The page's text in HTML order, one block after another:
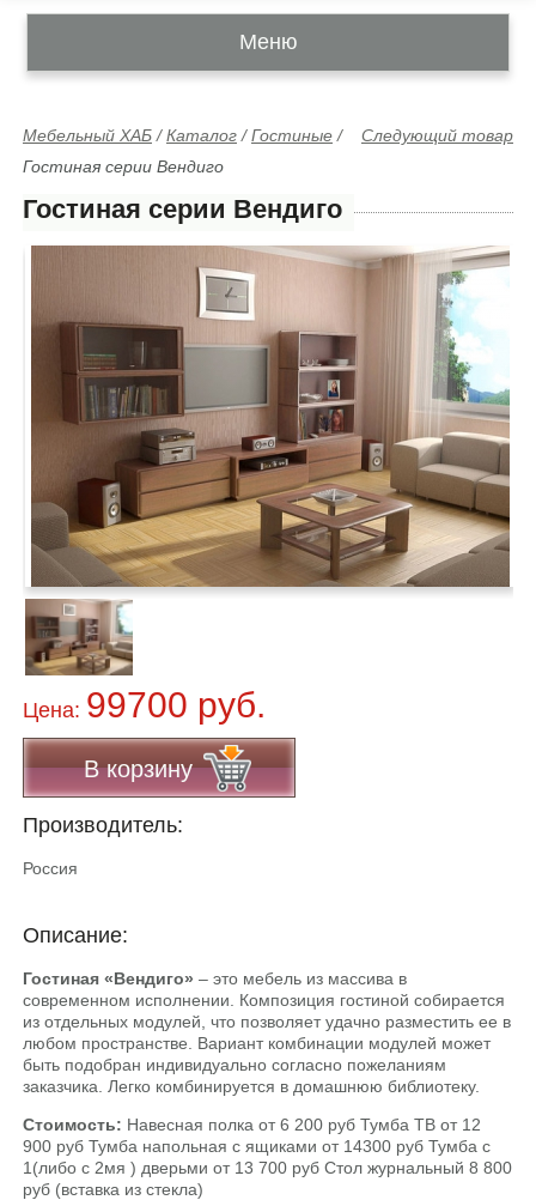
Меню
Следующий товар
Мебельный ХАБ /Каталог /Гостиные /
Гостиная серии Вендиго
Гостиная серии Вендиго
Цена: 99700 руб.
В корзину
Производитель:
Россия
Описание:
Гостиная «Вендиго» – это мебель из массива в
современном исполнении. Композиция гостиной собирается
из отдельных модулей, что позволяет удачно разместить ее в
любом пространстве. Вариант комбинации модулей может
быть подобран индивидуально согласно пожеланиям
заказчика. Легко комбинируется в домашнюю библиотеку.
Стоимость: Навесная полка от 6 200 руб Тумба ТВ от 12
900 руб Тумба напольная с ящиками от 14300 руб Тумба с
1(либо с 2мя ) дверьми от 13 700 руб Стол журнальный 8 800
руб (вставка из стекла)